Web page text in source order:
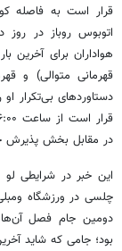
قرار است به فاصله
هواداران برای
قهرمانی متوالی) و
دستاوردهای بی‌تکرار
در مقابل بخش پذیرش
این خبر در شرایطی
چلسی در ورزشگاه
دومین جام فصل آن‌ها
بود؛ جامی که شاید